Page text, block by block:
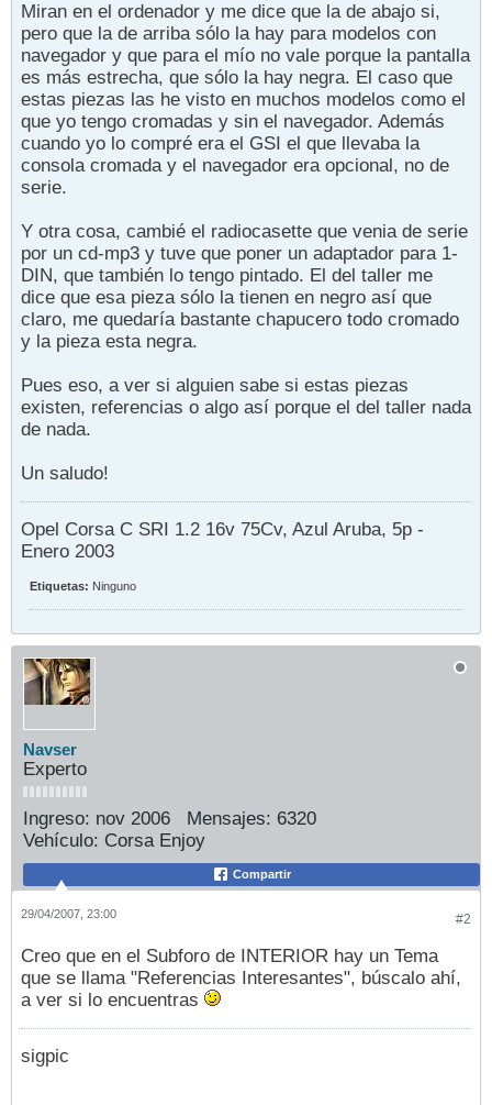
Miran en el ordenador y me dice que la de abajo si,
pero que la de arriba sólo la hay para modelos con
navegador y que para el mío no vale porque la pantalla
es más estrecha, que sólo la hay negra. El caso que
estas piezas las he visto en muchos modelos como el
que yo tengo cromadas y sin el navegador. Además
cuando yo lo compré era el GSI el que llevaba la
consola cromada y el navegador era opcional, no de
serie.
Y otra cosa, cambié el radiocasette que venia de serie
por un cd-mp3 y tuve que poner un adaptador para 1-
DIN, que también lo tengo pintado. El del taller me
dice que esa pieza sólo la tienen en negro así que
claro, me quedaría bastante chapucero todo cromado
y la pieza esta negra.
Pues eso, a ver si alguien sabe si estas piezas
existen, referencias o algo así porque el del taller nada
de nada.
Un saludo!
Opel Corsa C SRI 1.2 16v 75Cv, Azul Aruba, 5p -
Enero 2003
Etiquetas: Ninguno
Navser
Experto
Ingreso: nov 2006 Mensajes: 6320
Vehículo: Corsa Enjoy
Compartir
#2
29/04/2007, 23:00
Creo que en el Subforo de INTERIOR hay un Tema
que se llama "Referencias Interesantes", búscalo ahí,
a ver si lo encuentras
sigpic